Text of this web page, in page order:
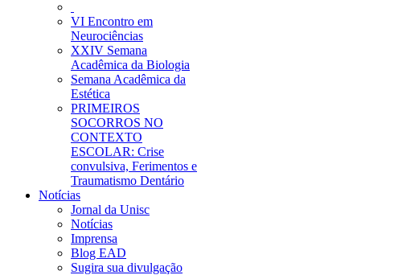
VI Encontro em
Neurociências
XXIV Semana
Acadêmica da Biologia
Semana Acadêmica da
Estética
PRIMEIROS
SOCORROS NO
CONTEXTO
ESCOLAR: Crise
convulsiva, Ferimentos e
Traumatismo Dentário
Notícias
Jornal da Unisc
Notícias
Imprensa
Blog EAD
Sugira sua divulgação